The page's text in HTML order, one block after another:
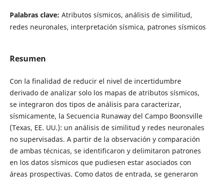
Palabras clave: Atributos sísmicos, análisis de similitud,
redes neuronales, interpretación sísmica, patrones sísmicos
Resumen
Con la finalidad de reducir el nivel de incertidumbre
derivado de analizar solo los mapas de atributos sísmicos,
se integraron dos tipos de análisis para caracterizar,
sísmicamente, la Secuencia Runaway del Campo Boonsville
(Texas, EE. UU.): un análisis de similitud y redes neuronales
no supervisadas. A partir de la observación y comparación
de ambas técnicas, se identificaron y delimitaron patrones
en los datos sísmicos que pudiesen estar asociados con
áreas prospectivas. Como datos de entrada, se generaron